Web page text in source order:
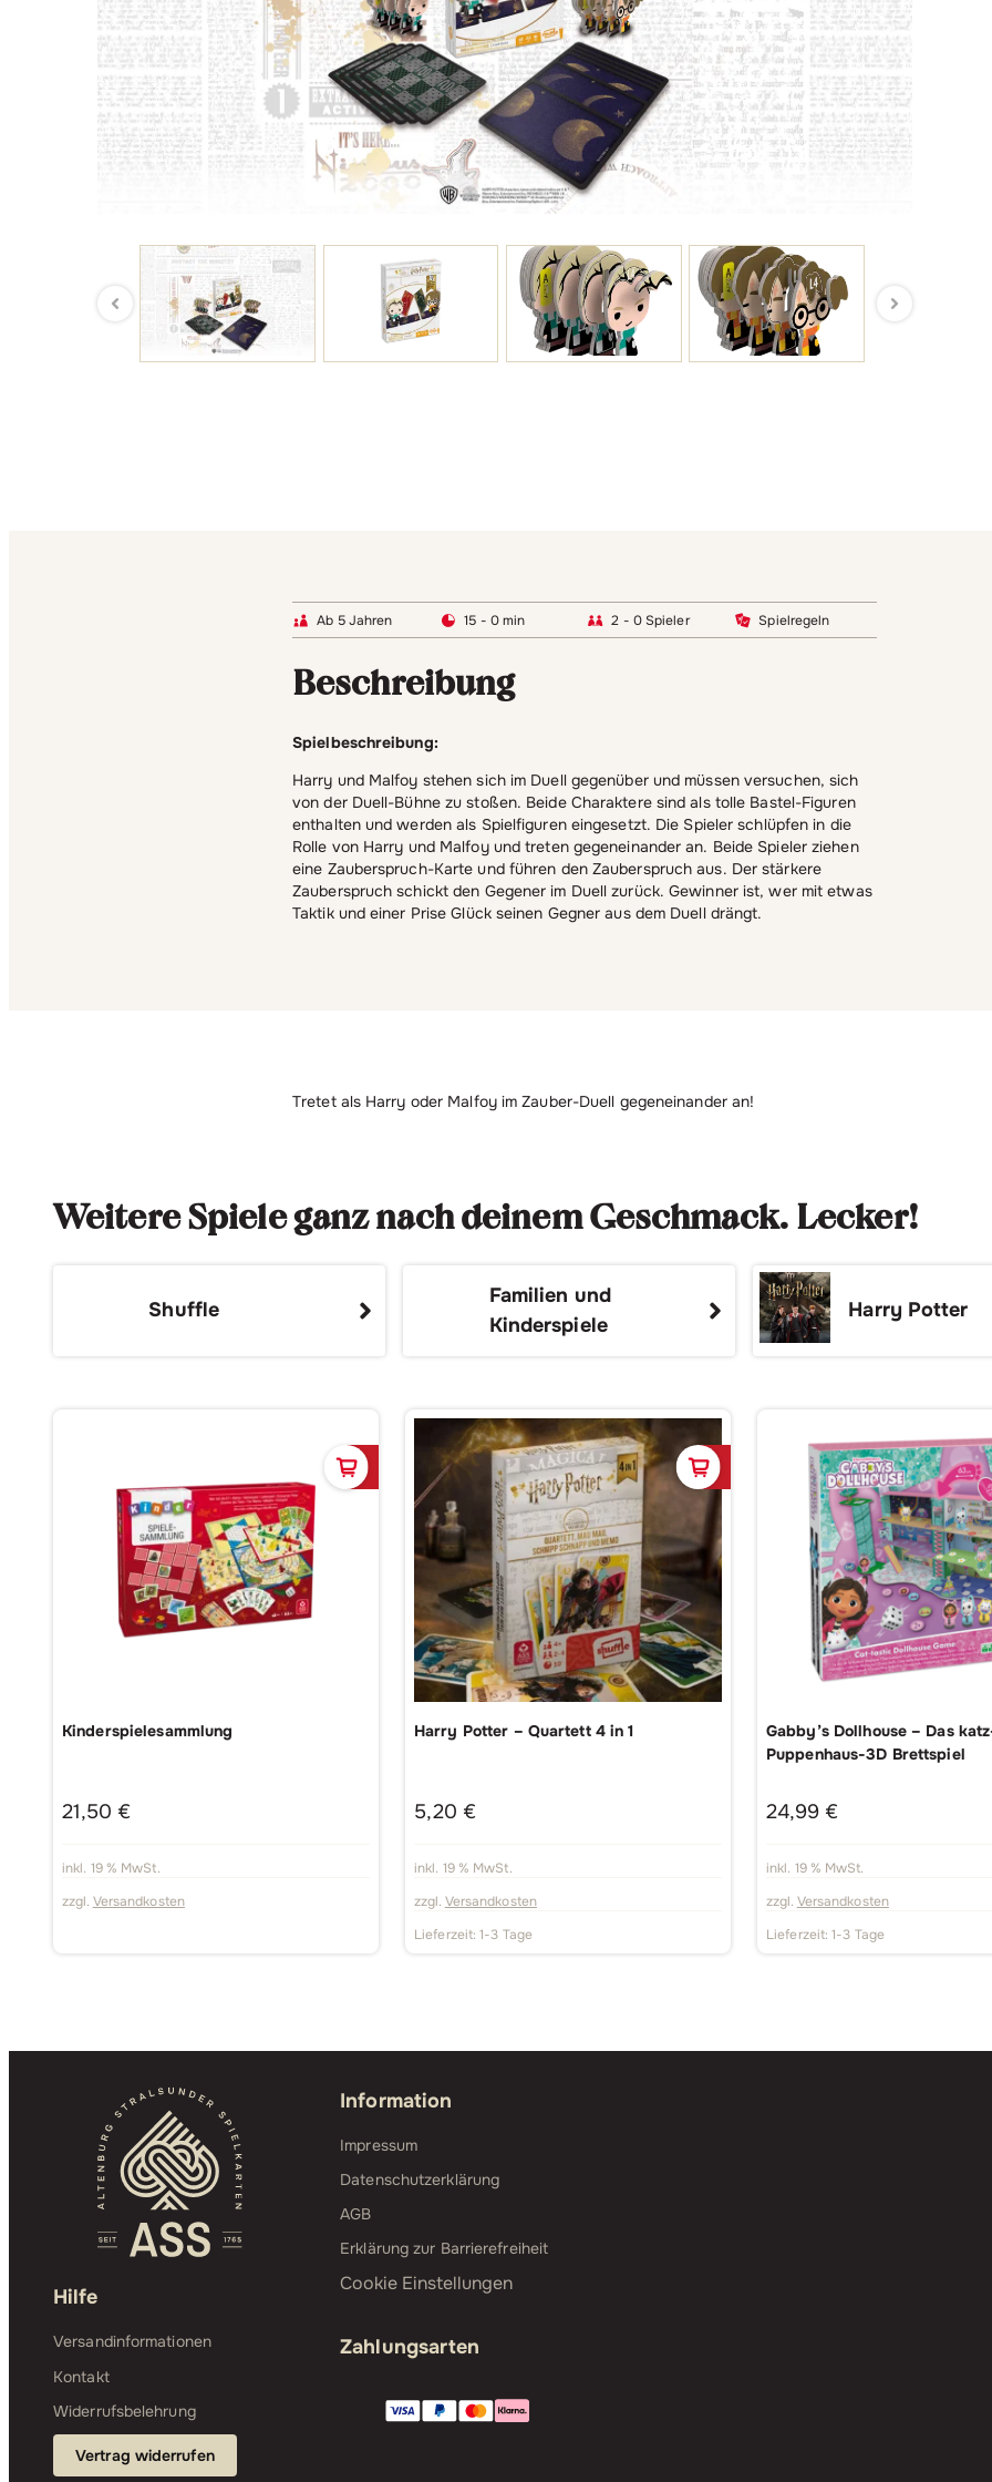
Ab 5 Jahren 15 - 0 min 2 - 0 Spieler Spielregeln
Beschreibung
Spielbeschreibung:
Harry und Malfoy stehen sich im Duell gegenüber und müssen versuchen, sich
von der Duell-Bühne zu stoßen. Beide Charaktere sind als tolle Bastel-Figuren
enthalten und werden als Spielfiguren eingesetzt. Die Spieler schlüpfen in die
Rolle von Harry und Malfoy und treten gegeneinander an. Beide Spieler ziehen
eine Zauberspruch-Karte und führen den Zauberspruch aus. Der stärkere
Zauberspruch schickt den Gegener im Duell zurück. Gewinner ist, wer mit etwas
Taktik und einer Prise Glück seinen Gegner aus dem Duell drängt.
Tretet als Harry oder Malfoy im Zauber-Duell gegeneinander an!
Weitere Spiele ganz nach deinem Geschmack. Lecker!
Shuffle
Familien und
Kinderspiele
Harry Potter
Kinderspielesammlung
21,50 €
inkl. 19 % MwSt.
zzgl. Versandkosten
In den Warenkorb
Harry Potter – Quartett 4 in 1
5,20 €
inkl. 19 % MwSt.
zzgl. Versandkosten
Lieferzeit:1-3 Tage
In den Warenkorb
Gabby’s Dollhouse – Das
Puppenhaus-3D Brettspiel
24,99 €
inkl. 19 % MwSt.
zzgl. Versandkosten
Lieferzeit:1-3 Tage
Hilfe
Versandinformationen
Kontakt
Widerrufsbelehrung
Vertrag widerrufen
Information
Impressum
Datenschutzerklärung
AGB
Erklärung zur Barrierefreiheit
Cookie Einstellungen
Zahlungsarten